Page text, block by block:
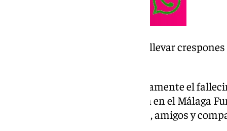
El Málaga solicita a LaLiga llevar
“El Málaga CF lamenta profundamente el
Fernando, jugador del Benjamín en el Málaga
sentido pésame para familiares, amigos y